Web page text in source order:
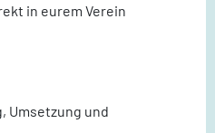
in eurem Verein
Umsetzung und